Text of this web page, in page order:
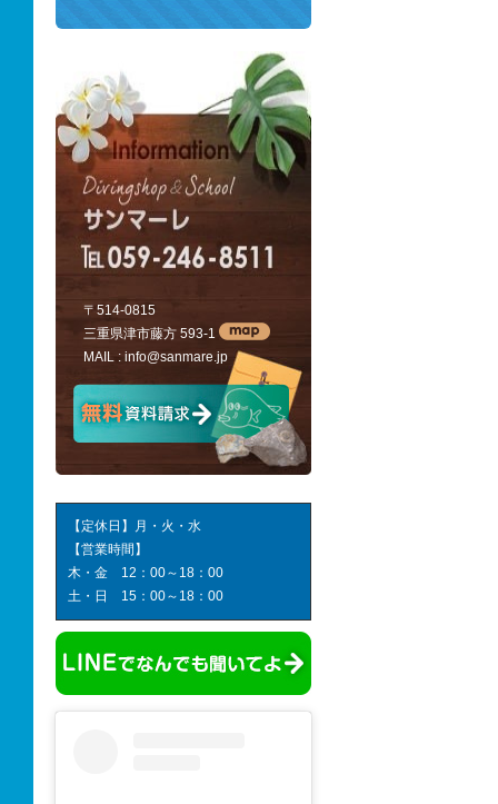
〒514-0815
三重県津市藤方 593-1
MAIL : info@sanmare.jp
【定休日】月・火・水
【営業時間】
木・金 12：00～18：00
土・日 15：00～18：00